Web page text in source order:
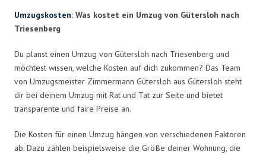
Umzugskosten: Was kostet ein Umzug von Gütersloh nach
Triesenberg
Du planst einen Umzug von Gütersloh nach Triesenberg und
möchtest wissen, welche Kosten auf dich zukommen? Das Team
von Umzugsmeister Zimmermann Gütersloh aus Gütersloh steht
dir bei deinem Umzug mit Rat und Tat zur Seite und bietet
transparente und faire Preise an.
Die Kosten für einen Umzug hängen von verschiedenen Faktoren
ab. Dazu zählen beispielsweise die Größe deiner Wohnung, die